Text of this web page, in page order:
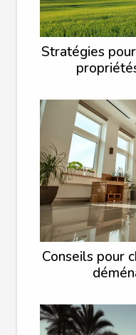
Stratégies
Conseils pour